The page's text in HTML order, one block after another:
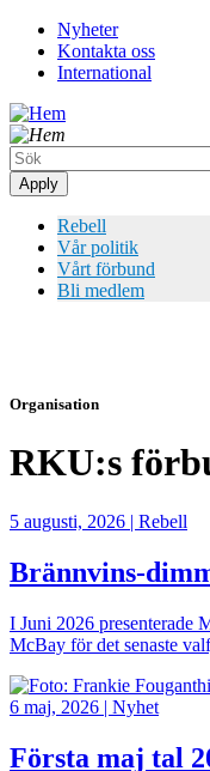
Hoppa
huvudinnehåll
Top
meny
Nyheter
Kontakta oss
International
Rebell
Vår politik
Vårt förbund
Bli medlem
Organisation
RKU:s
5 augusti, 2026 | Rebell
Brännvins-
I Juni 2026 presenterade
McBay för det senaste
Bild
6 maj, 2026 | Nyhet
Första maj tal